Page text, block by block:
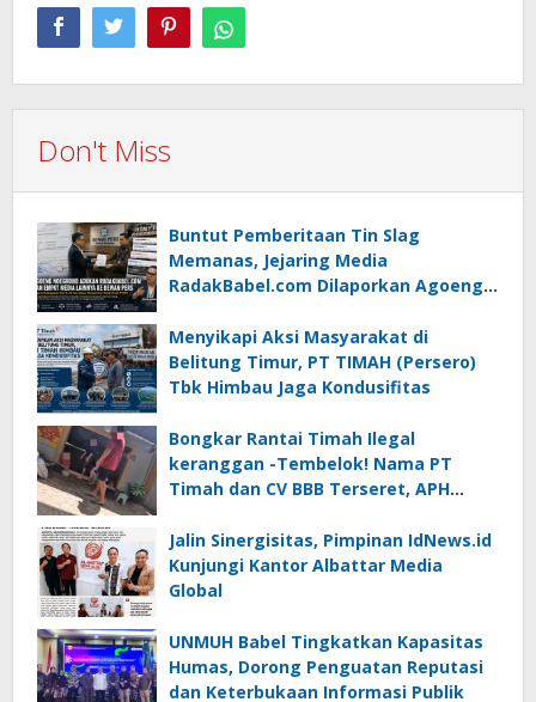
Don't Miss
Buntut Pemberitaan Tin Slag
Memanas, Jejaring Media
RadakBabel.com Dilaporkan Agoeng
Menyikapi Aksi Masyarakat di
Belitung Timur, PT TIMAH (Persero)
Tbk Himbau Jaga Kondusifitas
Bongkar Rantai Timah Ilegal
keranggan -Tembelok! Nama PT
Timah dan CV BBB Terseret, APH
Jalin Sinergisitas, Pimpinan IdNews.id
Kunjungi Kantor Albattar Media
Global
UNMUH Babel Tingkatkan Kapasitas
Humas, Dorong Penguatan Reputasi
dan Keterbukaan Informasi Publik